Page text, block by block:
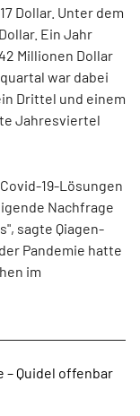
Dollar. Unter dem
Ein Jahr
Millionen Dollar
war dabei
Drittel und einem
Jahresviertel
19-Lösungen
Nachfrage
sagte Qiagen-
Pandemie hatte
im
– Quidel offenbar